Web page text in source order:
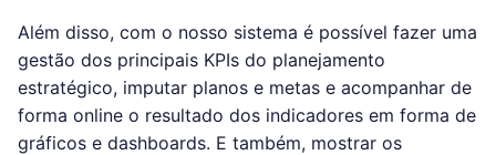
Além disso, com o nosso sistema é possível fazer uma
gestão dos principais KPIs do planejamento
estratégico, imputar planos e metas e acompanhar de
forma online o resultado dos indicadores em forma de
gráficos e dashboards. E também, mostrar os